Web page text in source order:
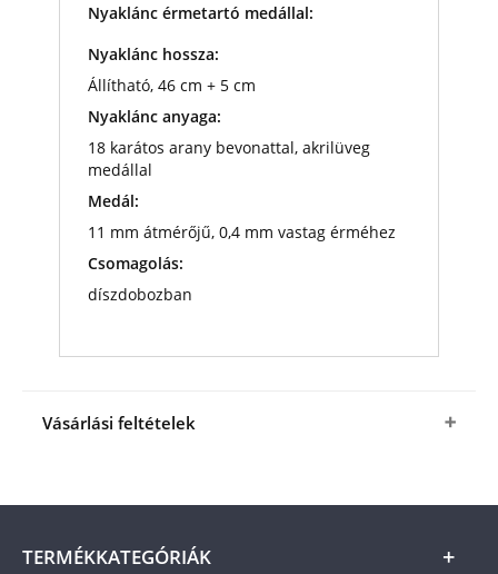
Nyaklánc érmetartó medállal:
Nyaklánc hossza:
Állítható, 46 cm + 5 cm
Nyaklánc anyaga:
18 karátos arany bevonattal, akrilüveg
medállal
Medál:
11 mm átmérőjű, 0,4 mm vastag érméhez
Csomagolás:
díszdobozban
Vásárlási feltételek
érmetartó medállala fenti kedvező áron (+
postaköltség).A termék ára online, vagy
szállításkor a futárnak vagy a termékhez csatolt
TERMÉKKATEGÓRIÁK